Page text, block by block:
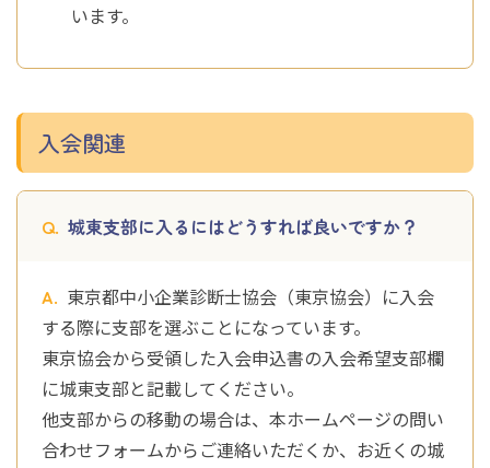
います。
入会関連
城東支部に入るにはどうすれば良いですか？
東京都中小企業診断士協会（東京協会）に入会
する際に支部を選ぶことになっています。
東京協会から受領した入会申込書の入会希望支部欄
に城東支部と記載してください。
他支部からの移動の場合は、本ホームページの問い
合わせフォームからご連絡いただくか、お近くの城